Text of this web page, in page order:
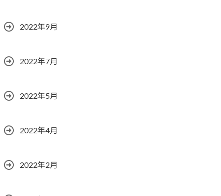
2022年9月
2022年7月
2022年5月
2022年4月
2022年2月